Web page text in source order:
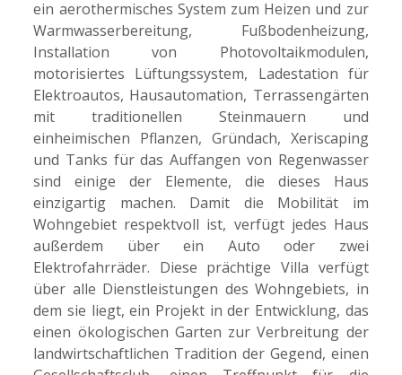
ein aerothermisches System zum Heizen und zur
Warmwasserbereitung, Fußbodenheizung,
Installation von Photovoltaikmodulen,
motorisiertes Lüftungssystem, Ladestation für
Elektroautos, Hausautomation, Terrassengärten
mit traditionellen Steinmauern und
einheimischen Pflanzen, Gründach, Xeriscaping
und Tanks für das Auffangen von Regenwasser
sind einige der Elemente, die dieses Haus
einzigartig machen. Damit die Mobilität im
Wohngebiet respektvoll ist, verfügt jedes Haus
außerdem über ein Auto oder zwei
Elektrofahrräder. Diese prächtige Villa verfügt
über alle Dienstleistungen des Wohngebiets, in
dem sie liegt, ein Projekt in der Entwicklung, das
einen ökologischen Garten zur Verbreitung der
landwirtschaftlichen Tradition der Gegend, einen